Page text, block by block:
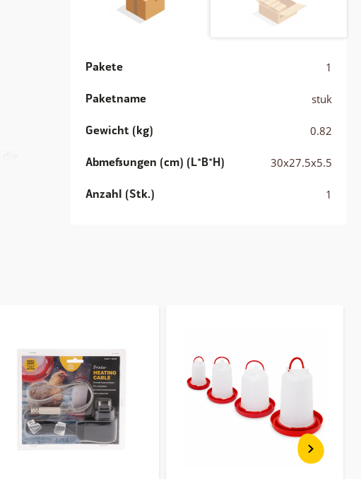
Variante
Pakete 1
Paketname stuk
Gewicht (kg) 0.82
Abmessungen (cm) (L*B*H) 30x27.5x5.5
Anzahl (Stk.) 1